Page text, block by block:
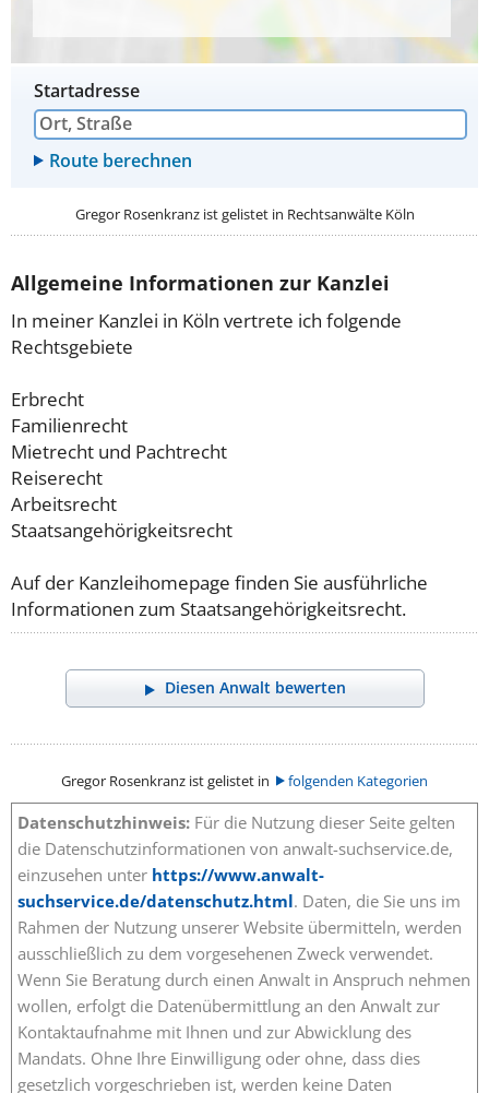
Startadresse
Gregor Rosenkranz ist gelistet in Rechtsanwälte Köln
Allgemeine Informationen zur Kanzlei
In meiner Kanzlei in Köln vertrete ich folgende
Rechtsgebiete
Erbrecht
Familienrecht
Mietrecht und Pachtrecht
Reiserecht
Arbeitsrecht
Staatsangehörigkeitsrecht
Auf der Kanzleihomepage finden Sie ausführliche
Informationen zum Staatsangehörigkeitsrecht.
Diesen Anwalt bewerten
Gregor Rosenkranz ist gelistet in folgenden Kategorien
Datenschutzhinweis: Für die Nutzung dieser Seite gelten
die Datenschutzinformationen von anwalt-suchservice.de,
einzusehen unter https://www.anwalt-
suchservice.de/datenschutz.html. Daten, die Sie uns im
Rahmen der Nutzung unserer Website übermitteln, werden
ausschließlich zu dem vorgesehenen Zweck verwendet.
Wenn Sie Beratung durch einen Anwalt in Anspruch nehmen
wollen, erfolgt die Datenübermittlung an den Anwalt zur
Kontaktaufnahme mit Ihnen und zur Abwicklung des
Mandats. Ohne Ihre Einwilligung oder ohne, dass dies
gesetzlich vorgeschrieben ist, werden keine Daten